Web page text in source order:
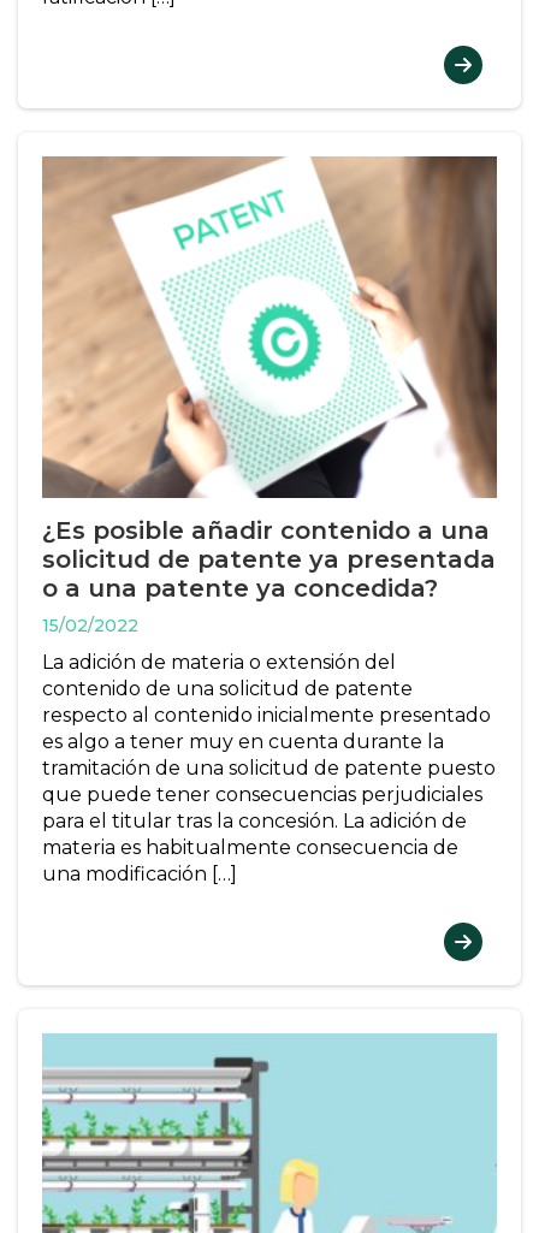
¿Es posible añadir contenido a una
solicitud de patente ya presentada
o a una patente ya concedida?
15/02/2022
La adición de materia o extensión del
contenido de una solicitud de patente
respecto al contenido inicialmente presentado
es algo a tener muy en cuenta durante la
tramitación de una solicitud de patente puesto
que puede tener consecuencias perjudiciales
para el titular tras la concesión. La adición de
materia es habitualmente consecuencia de
una modificación […]